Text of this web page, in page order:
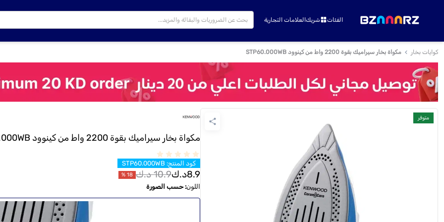
الفئات شريكالعلامات التجارية
كوايات بخار مكواة بخار سيراميك بقوة 2200 واط من كينوود STP60.000WB
متوفر
مكواة بخار سيراميك بقوة 2200 واط من كينوود STP60.000WB
كود المنتج:
STP60.000WB
8.9د.ك10.9 د.ك 18
%
اللون:حسب الصورة